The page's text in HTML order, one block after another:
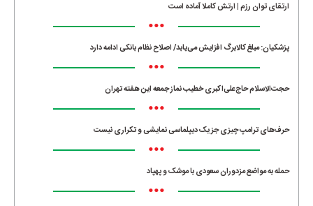
ارتقای توان رزم | ارتش کاملا آماده است
•••
پزشکیان: مبلغ کالابرگ افزایش می‌یابد/ اصلاح نظام بانکی ادامه دارد
•••
حجت‌الاسلام حاج‌علی‌اکبری خطیب نماز جمعه این هفته تهران
•••
حرف‌های ترامپ چیزی جز یک دیپلماسی نمایشی و تکراری نیست
•••
حمله به مواضع مزدوران سعودی با موشک و پهپاد
•••